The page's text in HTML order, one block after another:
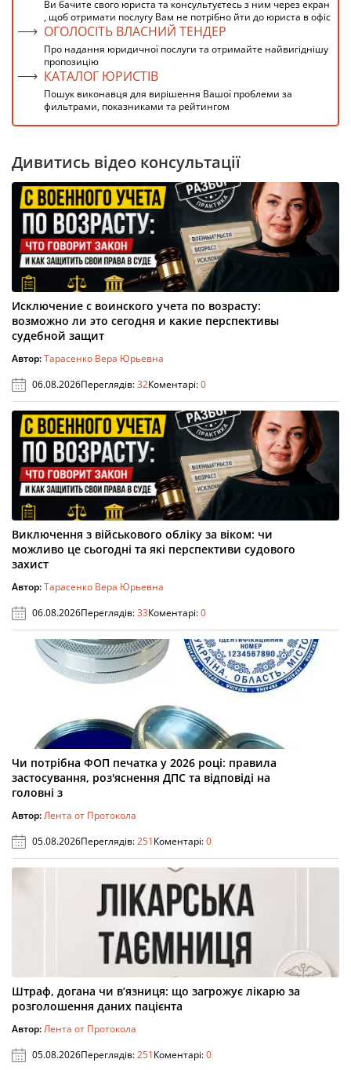
Ви бачите свого юриста та консультуєтесь з ним через екран
, щоб отримати послугу Вам не потрібно йти до юриста в офіс
ОГОЛОСІТЬ ВЛАСНИЙ ТЕНДЕР
Про надання юридичної послуги та отримайте найвигіднішу
пропозицію
КАТАЛОГ ЮРИСТІВ
Пошук виконавця для вирішення Вашої проблеми за
фильтрами, показниками та рейтингом
Дивитись відео консультації
Исключение с воинского учета по возрасту:
возможно ли это сегодня и какие перспективы
судебной защит
Автор:Тарасенко Вера Юрьевна
06.08.2026Переглядів:32Коментарі:0
Виключення з військового обліку за віком: чи
можливо це сьогодні та які перспективи судового
захист
Автор:Тарасенко Вера Юрьевна
06.08.2026Переглядів:33Коментарі:0
Чи потрібна ФОП печатка у 2026 році: правила
застосування, роз'яснення ДПС та відповіді на
головні з
Автор:Лента от Протокола
05.08.2026Переглядів:251Коментарі:0
Штраф, догана чи в’язниця: що загрожує лікарю за
розголошення даних пацієнта
Автор:Лента от Протокола
05.08.2026Переглядів:251Коментарі:0